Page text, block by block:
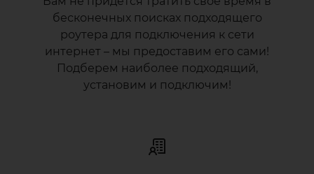
бесконечных поисках подходящего
роутера для подключения к сети
интернет – мы предоставим его сами!
Подберем наиболее подходящий,
установим и подключим!